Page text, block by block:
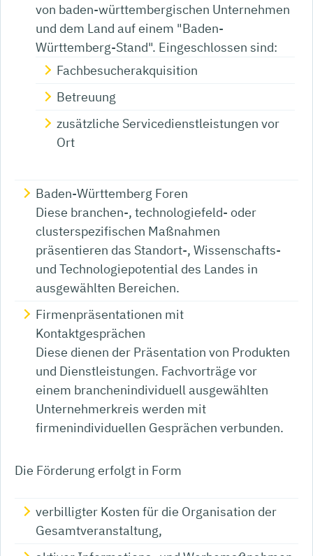
von baden-württembergischen Unternehmen
und dem Land auf einem "Baden-
Württemberg-Stand". Eingeschlossen sind:
Fachbesucherakquisition
Betreuung
zusätzliche Servicedienstleistungen vor
Ort
Baden-Württemberg Foren
Diese branchen-, technologiefeld- oder
clusterspezifischen Maßnahmen
präsentieren das Standort-, Wissenschafts-
und Technologiepotential des Landes in
ausgewählten Bereichen.
Firmenpräsentationen mit
Kontaktgesprächen
Diese dienen der Präsentation von Produkten
und Dienstleistungen. Fachvorträge vor
einem branchenindividuell ausgewählten
Unternehmerkreis werden mit
firmenindividuellen Gesprächen verbunden.
Die Förderung erfolgt in Form
verbilligter Kosten für die Organisation der
Gesamtveranstaltung,